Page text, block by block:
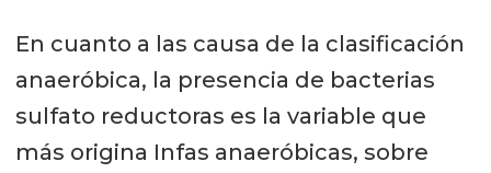
En cuanto a las causa de la clasificación
anaeróbica, la presencia de bacterias
sulfato reductoras es la variable que
más origina Infas anaeróbicas, sobre